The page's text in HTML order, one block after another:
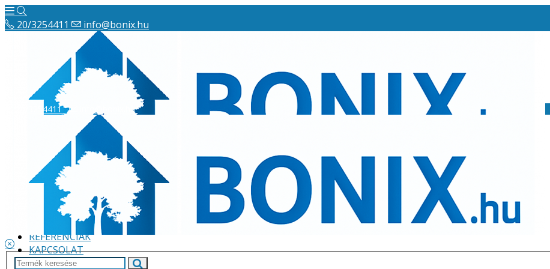
20/3254411 info@bonix.hu
Hírek
ÁSZF
VÁLLALKOZÁS BEMUTATÁSA
GARANCIA
FIZETÉSI ÉS SZÁLLÍTÁSI INFORMÁCIÓK
REFERENCIÁK
KAPCSOLAT
KUPONOK
20/3254411 info@bonix.hu